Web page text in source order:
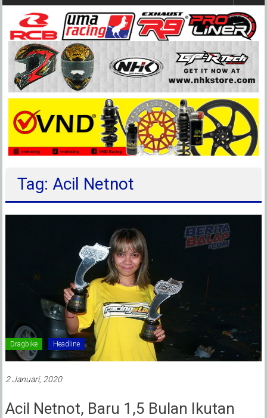
Tag: Acil Netnot
Dragbike Headline
2 Januari, 2020
Acil Netnot, Baru 1,5 Bulan Ikutan